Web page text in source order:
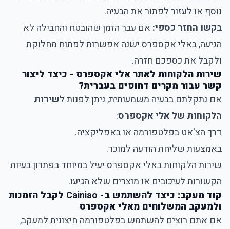
נוסף או לעזור לפתור את הבעיה.
בקשו החזר כספי: אם עבר הזמן שהובטח והחבילה לא
הגיעה, באלי אקספרס ישנה אפשרות לפתוח מחלוקת
ולקבל את כספכם חזרה.
שירות הלקוחות לאתר אלי אקספרס - כיצד ליצור
קשר עבור מקרים דחופים בעברית?
אם נתקלתם בבעיה משמעותית, ניתן לפנות לשירות
הלקוחות של אלי אקספרס:
דרך הצ'אט בפלטפורמה או באפליקציה.
באמצעות שליחת הודעה למוכר.
שירות הלקוחות באלי אקספרס יעיל במיוחד בפתרון בעיות
הקשורות לעיכובים או מוצרים שלא הגיעו.
קוד מעקב: כיצד להשתמש ב- Cainiao לקבל הזמנות
ולמעקב המשלוחים מאלי אקספרס
אם אתם רוצים להשתמש בפלטפורמה חיצונית למעקב,